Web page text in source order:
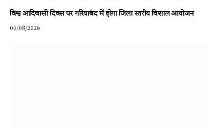
विश्व आदिवासी दिवस पर गरियाबंद में होगा जिला स्तरीय विशाल आयोजन
06/08/2026